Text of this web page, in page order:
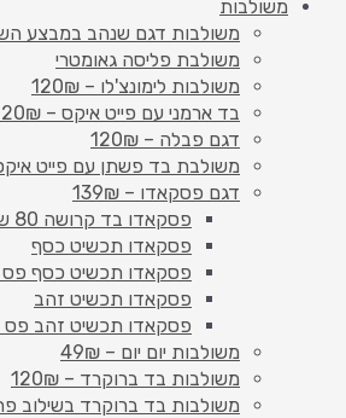
משולבות
משולבות דגם שנהב במבצע
משולבת פליסה גאומטרי
משולבות לימונצ'לו – 120₪
בד ארמני עם פייט איקס – 120₪
דגם פבלה – 120₪
משולבת בד פשתן עם פייט איקס –
דגם פסקאדו – 139₪
פסקאדו בד קרושה 80 ש"ח
פסקאדו תכשיט כסף
פסקאדו תכשיט כסף פס
פסקאדו תכשיט זהב
פסקאדו תכשיט זהב פס
משולבות יום יום – 49₪
משולבות בד ברוקרד – 120₪
משולבות בד ברוקרד בשילוב פרנז